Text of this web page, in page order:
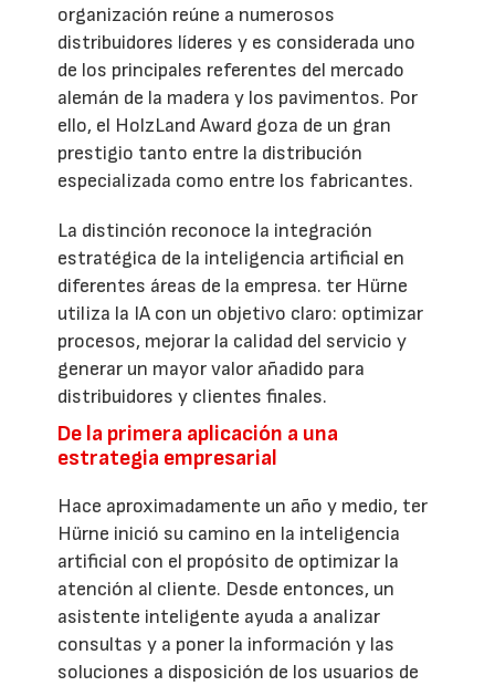
organización reúne a numerosos
distribuidores líderes y es considerada uno
de los principales referentes del mercado
alemán de la madera y los pavimentos. Por
ello, el HolzLand Award goza de un gran
prestigio tanto entre la distribución
especializada como entre los fabricantes.
La distinción reconoce la integración
estratégica de la inteligencia artificial en
diferentes áreas de la empresa. ter Hürne
utiliza la IA con un objetivo claro: optimizar
procesos, mejorar la calidad del servicio y
generar un mayor valor añadido para
distribuidores y clientes finales.
De la primera aplicación a una
estrategia empresarial
Hace aproximadamente un año y medio, ter
Hürne inició su camino en la inteligencia
artificial con el propósito de optimizar la
atención al cliente. Desde entonces, un
asistente inteligente ayuda a analizar
consultas y a poner la información y las
soluciones a disposición de los usuarios de